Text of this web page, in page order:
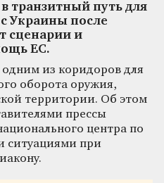
транзитный путь для
Украины после
сценарии и
ЕС.
из коридоров для
оборота оружия,
территории. Об этом
прессы
центра по
ситуациями при